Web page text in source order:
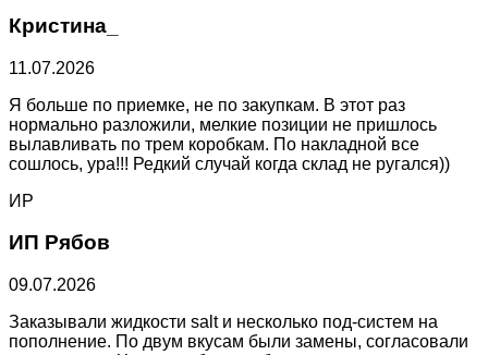
Кристина_
11.07.2026
Я больше по приемке, не по закупкам. В этот раз
нормально разложили, мелкие позиции не пришлось
вылавливать по трем коробкам. По накладной все
сошлось, ура!!! Редкий случай когда склад не ругался))
ИР
ИП Рябов
09.07.2026
Заказывали жидкости salt и несколько под-систем на
пополнение. По двум вкусам были замены, согласовали